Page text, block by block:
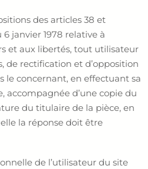
des articles 38 et
janvier 1978 relative à
et aux libertés, tout utilisateur
de rectification et d’opposition
le concernant, en effectuant sa
accompagnée d’une copie du
du titulaire de la pièce, en
la réponse doit être
de l’utilisateur du site